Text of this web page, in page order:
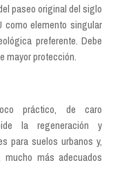
paseo original del siglo
como elemento singular
preferente. Debe
mayor protección.
práctico, de caro
la regeneración y
para suelos urbanos y,
más adecuados